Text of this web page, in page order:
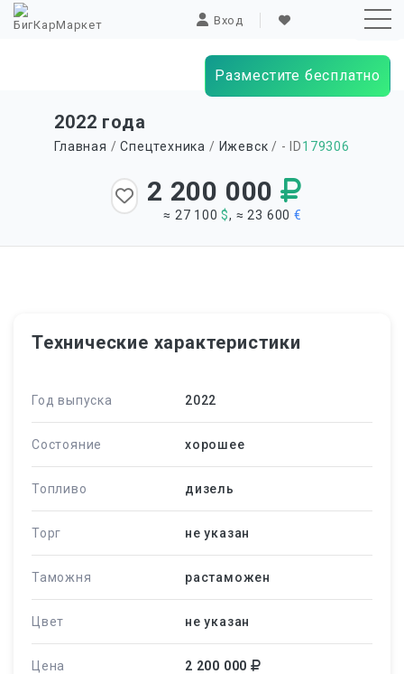
Вход
Разместите бесплатно
2022 года
Главная /Спецтехника / Ижевск / - ID179306
2 200 000
≈ 27 100$, ≈ 23 600€
Технические характеристики
Год выпуска 2022
Состояние хорошее
Топливо дизель
Торг не указан
Таможня растаможен
Цвет не указан
Цена 2 200 000